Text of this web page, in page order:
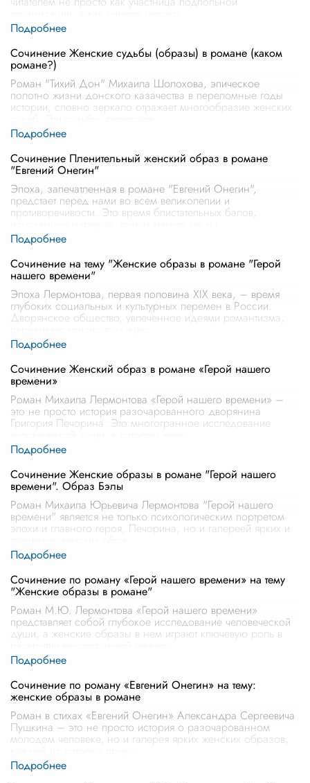
Сочинение Женские судьбы (образы) в романе (каком
романе?)
Роман "Тихий Дон" Михаила Шолохова, эпическое
полотно жизни донского казачества в переломные годы
истории, словно зеркало отражает многообразие женских
Сочинение Пленительный женский образ в романе
"Евгений Онегин"
Эпоха, запечатленная в романе "Евгений Онегин",
предстает перед нами во всем великолепии и
противоречивости. Это время блистательных балов,
Сочинение на тему "Женские образы в романе "Герой
нашего времени"
Эпоха Лермонтова, первая половина XIX века, – время
глубоких социальных и культурных перемен в России.
Дворянское общество, увлеченное идеями романтизма,
Сочинение Женский образ в романе «Герой нашего
времени»
Роман Михаила Лермонтова «Герой нашего времени» –
это не просто история разочарованного дворянина
Григория Печорина. Это многогранное исследование
Сочинение Женские образы в романе "Герой нашего
времени". Образ Бэлы
Роман Михаила Юрьевича Лермонтова "Герой нашего
времени" является не только психологическим портретом
эпохи и главного героя, Печорина, но и галереей ярких и
Сочинение по роману «Герой нашего времени» на тему
"Женские образы в романе"
Роман М.Ю. Лермонтова «Герой нашего времени»
представляет собой глубокое исследование человеческой
души, а женские образы в нем играют ключевую роль в
Сочинение по роману «Евгений Онегин» на тему:
женские образы в романе
Роман в стихах «Евгений Онегин» Александра Сергеевича
Пушкина – это не просто история о разочарованном
молодом человеке, но и галерея ярких женских образов,